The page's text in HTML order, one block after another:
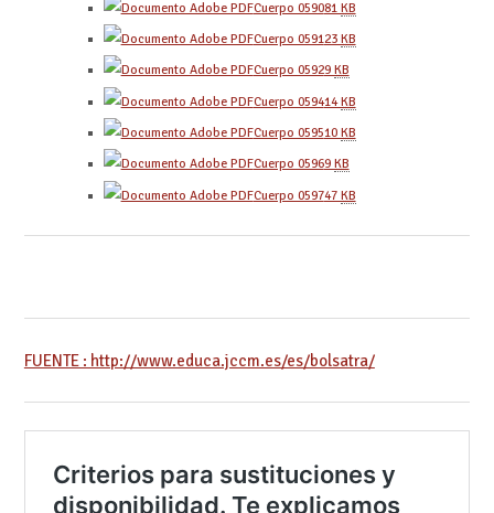
Cuerpo 059081 KB
Cuerpo 059123 KB
Cuerpo 05929 KB
Cuerpo 059414KB
Cuerpo 059510 KB
Cuerpo 05969 KB
Cuerpo 059747 KB
FUENTE : http://www.educa.jccm.es/es/bolsatra/